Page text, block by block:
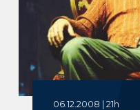
06.12.2008 | 21h